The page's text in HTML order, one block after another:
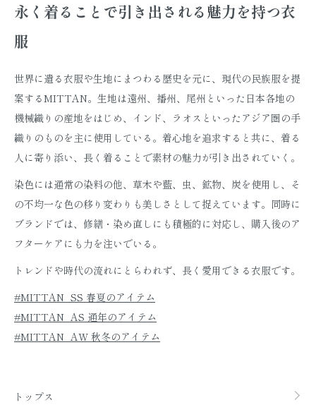
永く着ることで引き出される魅力を持つ衣
服
世界に遺る衣服や生地にまつわる歴史を元に、現代の民族服を提
案するMITTAN。生地は遠州、播州、尾州といった日本各地の
機械織りの産地をはじめ、インド、ラオスといったアジア圏の手
織りのものを主に使用している。着心地を追求すると共に、着る
人に寄り添い、長く着ることで素材の魅力が引き出されていく。
染色には通常の染料の他、草木や藍、虫、鉱物、炭を使用し、そ
の不均一な色の移り変わりも美しさとして捉えています。同時に
ブランドでは、修繕・染め直しにも積極的に対応し、購入後のア
フターケアにも力を注いでいる。
トレンドや時代の流れにとらわれず、長く愛用できる衣服です。
#MITTAN_SS 春夏のアイテム
#MITTAN_AS 通年のアイテム
#MITTAN_AW 秋冬のアイテム
グループ一覧
トップス